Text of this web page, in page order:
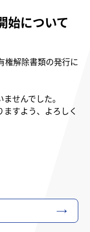
始について
権解除書類の発行に
せんでした。
すよう、よろしく